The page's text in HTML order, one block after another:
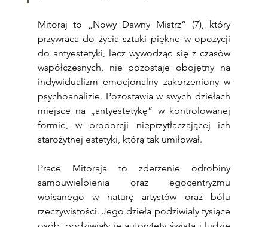
Mitoraj to „Nowy Dawny Mistrz” (7), który
przywraca do życia sztuki piękne w opozycji
do antyestetyki, lecz wywodząc się z czasów
współczesnych, nie pozostaje obojętny na
indywidualizm emocjonalny zakorzeniony w
psychoanalizie. Pozostawia w swych dziełach
miejsce na „antyestetykę” w kontrolowanej
formie, w proporcji nieprzytłaczającej ich
starożytnej estetyki, którą tak umiłował.
Prace Mitoraja to zderzenie odrobiny
samouwielbienia oraz egocentryzmu
wpisanego w naturę artystów oraz bólu
rzeczywistości. Jego dzieła podziwiały tysiące